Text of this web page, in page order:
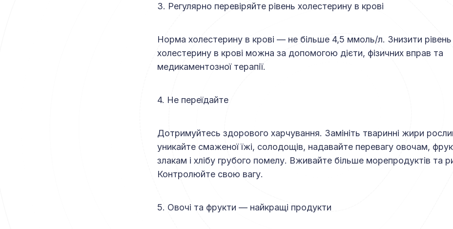
3. Регулярно перевіряйте рівень холестерину в крові
Норма холестерину в крові — не більше 4,5 ммоль/л. Знизити рівень
холестерину в крові можна за допомогою дієти, фізичних вправ та
медикаментозної терапії.
4. Не переїдайте
Дотримуйтесь здорового харчування. Замініть тваринні жири
уникайте смаженої їжі, солодощів, надавайте перевагу овочам,
злакам і хлібу грубого помелу. Вживайте більше морепродуктів та
Контролюйте свою вагу.
5. Овочі та фрукти — найкращі продукти